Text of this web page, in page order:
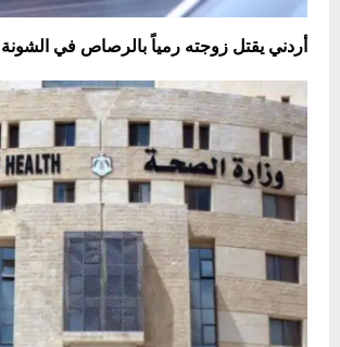
أردني يقتل زوجته رمياً بالرصاص في الشونة